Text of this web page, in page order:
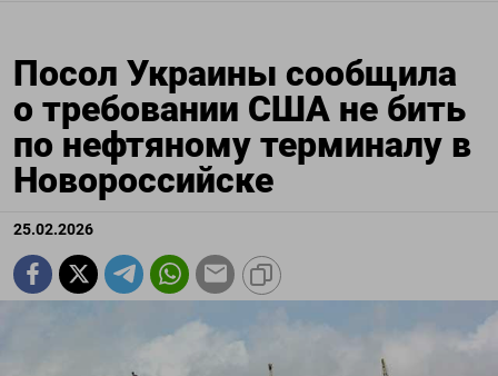
Посол Украины сообщила
о требовании США не бить
по нефтяному терминалу в
Новороссийске
25.02.2026